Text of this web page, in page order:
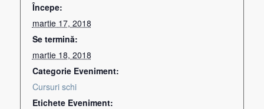
Începe:
martie 17, 2018
Se termină:
martie 18, 2018
Categorie Eveniment:
Cursuri schi
Etichete Eveniment: